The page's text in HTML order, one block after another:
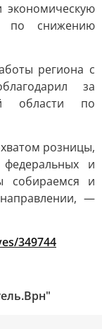
экономическую
по снижению
региона с
за
области по
розницы,
и
собираемся и
—
349744